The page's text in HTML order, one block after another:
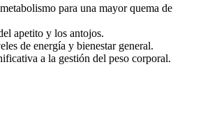
para una mayor quema de
apetito y los antojos.
de energía y bienestar general.
a la gestión del peso corporal.